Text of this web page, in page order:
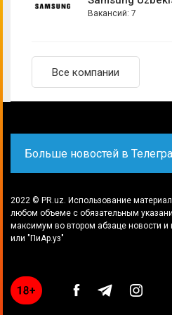
Менеджер по продукту
Моушн-дизайнер
Руководитель арт-отдела
Руководитель отдела маркетинга
Руководитель по маркетинговым
Системный аналитик
Специалист в отдел маркетинга
Специалист по HR-брендингу
Старший аналитик
Старший специалист по маркетингу
Вакансий: 7
Все компании
Больше новостей в
2022 © PR.uz. Использование
любом объеме с обязательным
максимум во втором абзаце новости и
или "ПиАр.уз"